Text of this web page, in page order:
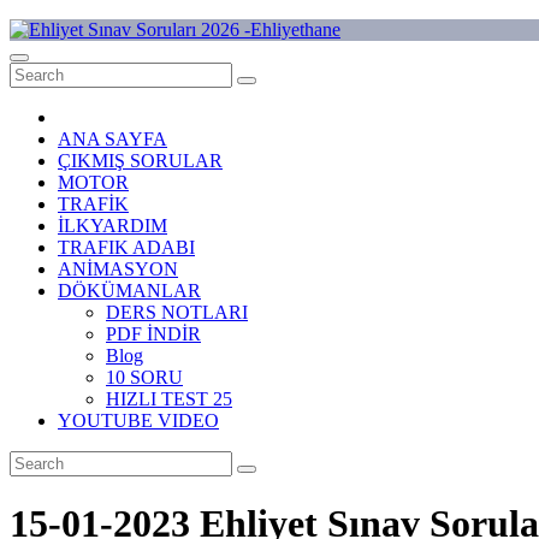
Skip
to
content
Ehliyet Sınav Soruları 2026 -Ehliyethane
ANA SAYFA
ÇIKMIŞ SORULAR
MOTOR
TRAFİK
İLKYARDIM
TRAFIK ADABI
ANİMASYON
DÖKÜMANLAR
DERS NOTLARI
PDF İNDİR
Blog
10 SORU
HIZLI TEST 25
YOUTUBE VIDEO
15-01-2023 Ehliyet Sınav